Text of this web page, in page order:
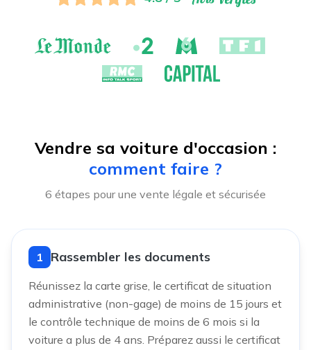
Vendre sa voiture d'occasion :
comment faire ?
6 étapes pour une vente légale et sécurisée
1 Rassembler les documents
Réunissez la carte grise, le certificat de situation
administrative (non-gage) de moins de 15 jours et
le contrôle technique de moins de 6 mois si la
voiture a plus de 4 ans. Préparez aussi le certificat